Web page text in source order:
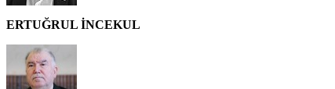
ERTUĞRUL İNCEKUL